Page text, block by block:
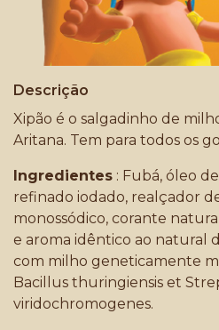
Descrição
Xipão é o salgadinho de
Aritana. Tem para todos os
Ingredientes : Fubá, óleo
refinado iodado, realçador
monossódico, corante
e aroma idêntico ao natural
com milho geneticamente
Bacillus thuringiensis et
viridochromogenes.